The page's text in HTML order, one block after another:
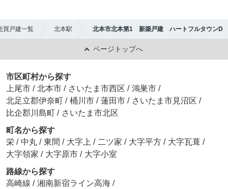
買戸建一覧 北本駅 北本市北本第1 新築戸建 ハートフルタウンD
ページトップへ
市区町村から探す
上尾市 / 北本市 / さいたま市西区 / 鴻巣市 /
北足立郡伊奈町 / 桶川市 / 蓮田市 / さいたま市見沼区 /
比企郡川島町 / さいたま市北区
町名から探す
栄 / 中丸 / 東間 / 大字上 / 二ツ家 / 大字平方 / 大字瓦葺 /
大字領家 / 大字原市 / 大字小室
路線から探す
高崎線 / 湘南新宿ライン高海 /